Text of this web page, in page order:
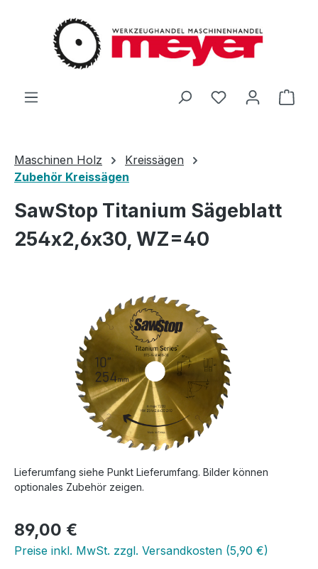
Zum Hauptinhalt springen
Du hast 0
Maschinen Holz
Kreissägen
Zubehör Kreissägen
SawStop Titanium Sägeblatt
254x2,6x30, WZ=40
Bildergalerie überspringen
Lieferumfang siehe Punkt Lieferumfang. Bilder können
optionales Zubehör zeigen.
Regulärer Preis:
89,00 €
Preise inkl. MwSt. zzgl. Versandkosten (5,90 €)